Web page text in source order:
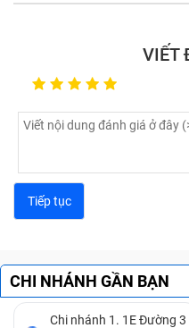
VIẾT
CHI NHÁNH GẦN BẠN
Chi nhánh 1. 1E Đường 3